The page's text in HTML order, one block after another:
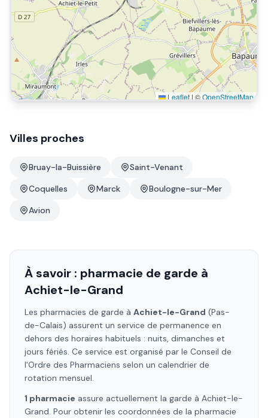
Leaflet | ©OpenStreetMap
Villes proches
Bruay-la-Buissière
Saint-Venant
Coquelles
Marck
Boulogne-sur-Mer
Avion
À savoir : pharmacie de garde à
Achiet-le-Grand
Les pharmacies de garde à Achiet-le-Grand (Pas-
de-Calais) assurent un service de permanence en
dehors des horaires habituels : nuits, dimanches et
jours fériés. Ce service est organisé par le Conseil de
l'Ordre des Pharmaciens selon un calendrier de
rotation mensuel.
1 pharmacie assure actuellement la garde à Achiet-le-
Grand. Pour obtenir les coordonnées de la pharmacie